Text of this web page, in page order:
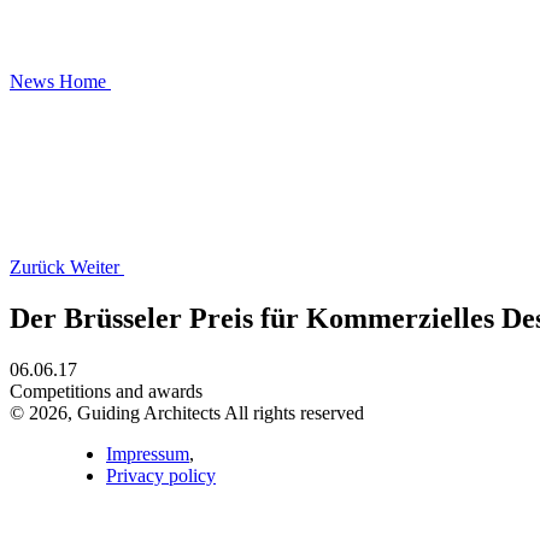
News Home
Zurück Weiter
Der Brüsseler Preis für Kommerzielles
06.06.17
Competitions and awards
© 2026, Guiding Architects All rights reserved
Impressum,
Privacy policy